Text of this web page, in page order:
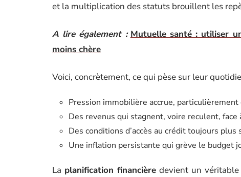
et la multiplication des statuts brouillent les
A lire également : Mutuelle santé : utiliser
moins chère
Voici, concrètement, ce qui pèse sur leur
Pression immobilière accrue,
Des revenus qui stagnent, voire reculent, face
Des conditions d’accès au crédit toujours plus
Une inflation persistante qui grève le budget
La planification financièredevient un véritable